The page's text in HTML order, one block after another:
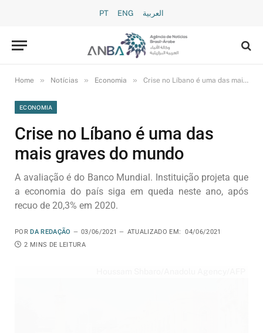
PT ENG العربية
Home » Notícias » Economia » Crise no Líbano é uma das mais graves do mundo
ECONOMIA
Crise no Líbano é uma das
mais graves do mundo
A avaliação é do Banco Mundial. Instituição projeta que
a economia do país siga em queda neste ano, após
recuo de 20,3% em 2020.
POR DA REDAÇÃO 03/06/2021 ATUALIZADO EM:
04/06/2021
2 MINS DE LEITURA